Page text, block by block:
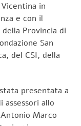
in
e con il
Provincia di
San
del CSI, della
presentata a
assessori allo
Marco